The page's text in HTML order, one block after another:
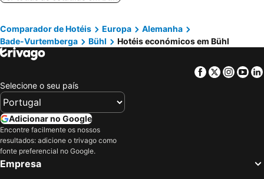
Landhotel Rebstock
Hotel Löhr
THE FLORIS - former Hotel am Sophienpark
Hotel Bischoff
Schwarzwaldhotel Sonne
Steigenberger Icon Europäischer Hof Baden-Baden
HELIOPARK Bad Hotel zum Hirsch
Hotel Rathausglöckel
Hotel Neuer Karlshof
Hotel Baden-Baden
ibis Styles Rastatt Baden-Baden
Hotel & Restaurant Rebstock
Comparador de Hotéis Europa
Alemanha
Bade-Vurtemberga
Bühl Hotéis económicos em Bühl
Facebook
Twitter
Selecione o seu país
Adicionar no Google
Encontre facilmente os nossos
resultados: adicione o trivago como
fonte preferencial no Google.
Empresa